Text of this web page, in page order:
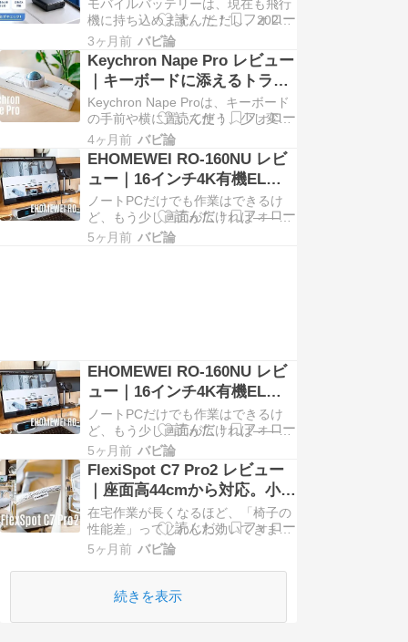
す。 家事や作 ...
社別に解説
モバイルバッテリーは、現在も飛行
機に持ち込めます。 ただし、2026
年4月24日から日本のルールが変更
され、以前よりも扱いが厳しくなり
ました。 大きな変更点は、160Wh
以下のモバイルバッテリーが1人2個
までになったこと ...
3ヶ月前 バビ論
Keychron Nape Pro レビュー
｜キーボードに添えるトラッ
クボールは本当に快適か
Keychron Nape Proは、キーボード
の手前や横に置いて使う、少し変わ
ったトラックボールデバイスです。
一般的なマウスのように手を大きく
動かさず、ホームポジションの近く
でカーソル操作やスクロール、ショ
ートカット ...
4ヶ月前 バビ論
EHOMEWEI RO-160NU レビ
ュー｜16インチ4K有機ELモ
バイルモニターの実力は？
ノートPCだけでも作業はできるけ
ど、もう少し画面が広ければ——そ
う感じたことがある人は多いと思い
5ヶ月前 バビ論
EHOMEWEI RO-160NU レビ
ュー｜16インチ4K有機ELモ
バイルモニターの実力は？
ノートPCだけでも作業はできるけ
ど、もう少し画面が広ければ——そ
う感じたことがある人は多いと思い
ます。 今回レビューするのは、
EHOMEWEIの16インチモバイルモ
ニター「RO-160NU」。
4K（3840×2400） ...
5ヶ月前 バビ論
FlexiSpot C7 Pro2 レビュー
｜座面高44cmから対応。小柄
でもフィットする多機能エル
ゴチェア
在宅作業が長くなるほど、「椅子の
性能差」ってじわじわ効いてきま
す。 そんなタイミングでお声がけい
クのイメージが強いですが、最近 ...
5ヶ月前 バビ論
続きを表示